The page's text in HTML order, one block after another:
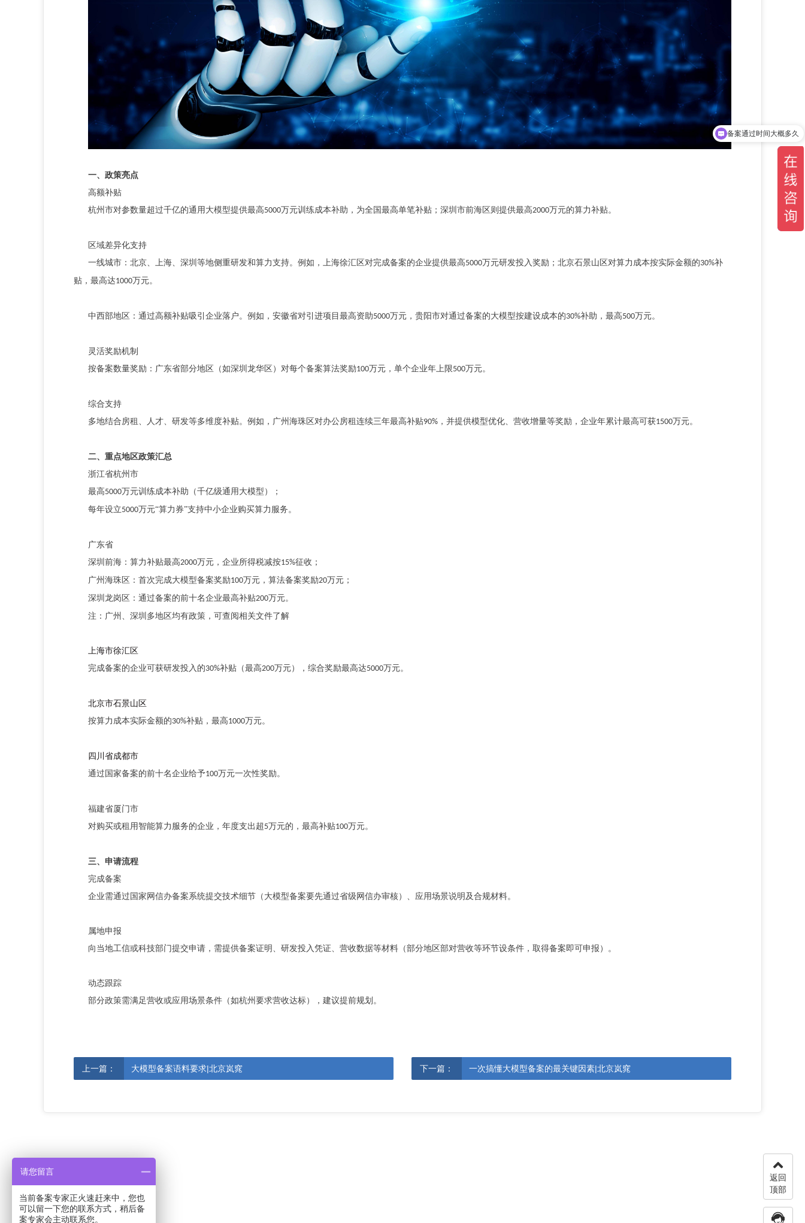
一、政策亮点
高额补贴
杭州市对参数量超过千亿的通用大模型提供最高5000万元训练成本补助，为全国最高单笔补贴；深圳市前海区则提供最高2000万元的算力补贴。
区域差异化支持
一线城市：北京、上海、深圳等地侧重研发和算力支持。例如，上海徐汇区对完成备案的企业提供最高5000万元研发投入奖励；北京石景山区对算力成本按实际金额的30%补
贴，最高达1000万元。
中西部地区：通过高额补贴吸引企业落户。例如，安徽省对引进项目最高资助5000万元，贵阳市对通过备案的大模型按建设成本的30%补助，最高500万元。
灵活奖励机制
按备案数量奖励：广东省部分地区（如深圳龙华区）对每个备案算法奖励100万元，单个企业年上限500万元。
综合支持
多地结合房租、人才、研发等多维度补贴。例如，广州海珠区对办公房租连续三年最高补贴90% ，并提供模型优化、营收增量等奖励，企业年累计最高可获1500万元。
二、重点地区政策汇总
浙江省杭州市
最高5000万元训练成本补助（千亿级通用大模型）；
每年设立5000万元“算力券”支持中小企业购买算力服务。
广东省
深圳前海：算力补贴最高2000万元，企业所得税减按15%征收；
广州海珠区：首次完成大模型备案奖励100万元，算法备案奖励20万元；
深圳龙岗区：通过备案的前十名企业最高补贴200万元。
注：广州、深圳多地区均有政策，可查阅相关文件了解
上海市徐汇区
完成备案的企业可获研发投入的30%补贴（最高200万元），综合奖励最高达5000万元。
北京市石景山区
按算力成本实际金额的30%补贴，最高1000万元。
四川省成都市
通过国家备案的前十名企业给予100万元一次性奖励。
福建省厦门市
对购买或租用智能算力服务的企业，年度支出超 5万元的，最高补贴100万元。
三、申请流程
完成备案
企业需通过国家网信办备案系统提交技术细节 （ 大模型备案要先通过省级网信办审核） 、应用场景说明及合规材料。
属地申报
向当地工信或科技部门提交申请，需提供备案证明、研发投入凭证、营收数据等材料 （部分地区部对营收等环节设条件，取得备案即可申报 ） 。
动态跟踪
部分政策需满足营收或应用场景条件（如杭州要求营收达标），建议提前规划。
上一篇： 大模型备案语料要求|北京岚窕 下一篇： 一次搞懂大模型备案的最关键因素|北京岚窕
返回
顶部
算法备案和大模型备案能全托管吗？
备案通过时间大概多久
请您留言
当前备案专家正火速赶来中，您也
可以留一下您的联系方式，稍后备
案专家会主动联系您。